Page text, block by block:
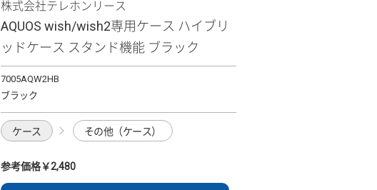
株式会社テレホンリース
AQUOS wish/wish2専用ケース ハイブリ
ッドケース スタンド機能 ブラック
7005AQW2HB
ブラック
ケース その他（ケース）
参考価格￥2,480